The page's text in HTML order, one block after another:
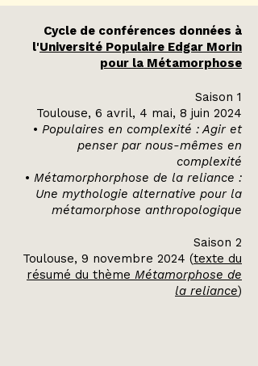
Cycle de conférences données à
l'Université Populaire Edgar Morin
pour la Métamorphose
​Saison 1
Toulouse, 6 avril, 4 mai, 8 juin 2024
• Populaires en complexité : Agir et
penser par nous-mêmes en
complexité
• Métamorphorphose de la reliance :
Une mythologie alternative pour la
métamorphose anthropologique
Saison 2
Toulouse, 9 novembre 2024 (texte du
résumé du thème Métamorphose de
la reliance)